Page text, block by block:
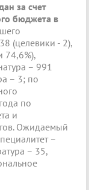
за счет
бюджета в
(целевики - 2),
74,6%),
– 991
– 3; по
по
и
Ожидаемый
–
– 35,